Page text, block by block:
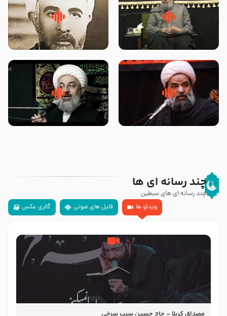
لقب حضرت رقیه سلام الله علیها به
چه معناست – حجت الاسلام علوی
روضه‌ی مجلس یزید ملعون و
اسارت اهل‌بیت علیهم‌السلام –
محدث زاده
سلام جوانی که امام حسین علیه
السلام خودش جوابش را دادند
زیارتی که اسباب رزق زیاد و عمر
طولانی است حجت السلام حسین
چند رسانه ای ها
چند رسانه ای های سبطین
ویدئو ها
فایل های صوتی گالری عکس
مصداق کربلا – حاج حسین سیب سرخی